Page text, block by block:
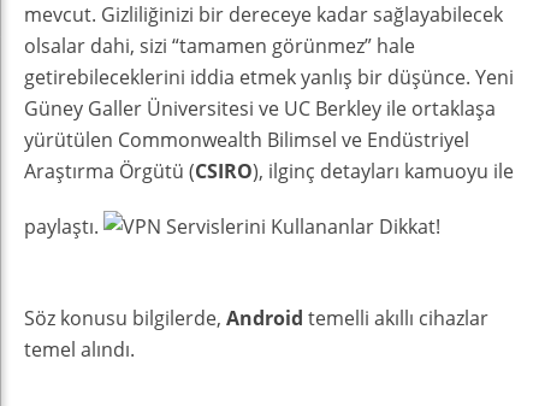
mevcut. Gizliliğinizi bir dereceye kadar sağlayabilecek
olsalar dahi, sizi “tamamen görünmez” hale
getirebileceklerini iddia etmek yanlış bir düşünce. Yeni
Güney Galler Üniversitesi ve UC Berkley ile ortaklaşa
yürütülen Commonwealth Bilimsel ve Endüstriyel
Araştırma Örgütü (CSIRO), ilginç detayları kamuoyu ile
paylaştı.
Söz konusu bilgilerde, Android temelli akıllı cihazlar
temel alındı.